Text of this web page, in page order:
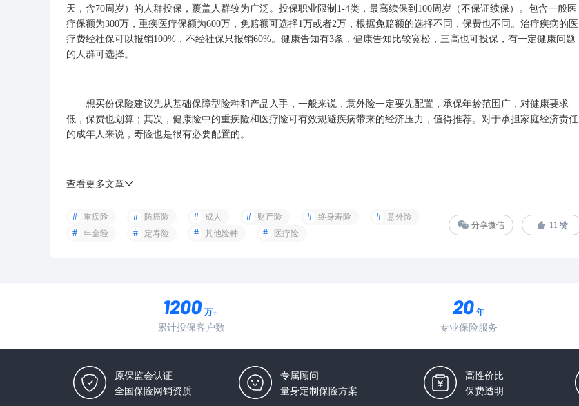
天，含70周岁）的人群投保，覆盖人群较为广泛。投保职业限制1-4类，最高续保到100周岁（不保证续保）。包含一般医
疗保额为300万，重疾医疗保额为600万，免赔额可选择1万或者2万，根据免赔额的选择不同，保费也不同。治疗疾病的医
疗费经社保可以报销100%，不经社保只报销60%。健康告知有3条，健康告知比较宽松，三高也可投保，有一定健康问题
的人群可选择。
想买份保险建议先从基础保障型险种和产品入手，一般来说，意外险一定要先配置，承保年龄范围广，对健康要求
低，保费也划算；其次，健康险中的重疾险和医疗险可有效规避疾病带来的经济压力，值得推荐。对于承担家庭经济责任
的成年人来说，寿险也是很有必要配置的。
查看更多文章
重疾险 防癌险 成人 财产险 终身寿险
意外险
年金险
定寿险 其他险种 医疗险
分享微信 11 赞
万+
累计投保客户数
年
专业保险服务
原保监会认证
全国保险网销资质
专属顾问
量身定制保险方案
高性价比
保费透明